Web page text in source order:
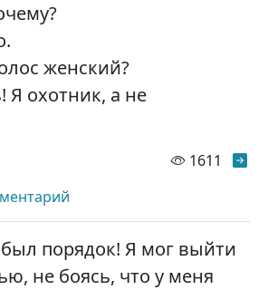
женский?
охотник, а не
1611
порядок! Я мог выйти
не боясь, что у меня